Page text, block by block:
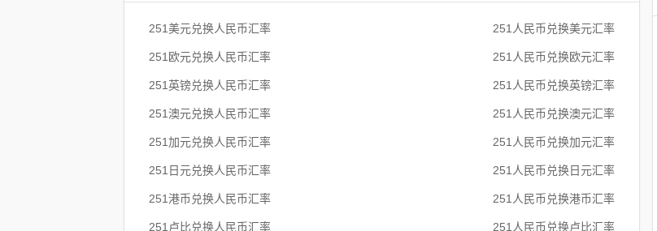
251美元兑换人民币汇率 251人民币兑换美元汇率
251欧元兑换人民币汇率 251人民币兑换欧元汇率
251英镑兑换人民币汇率 251人民币兑换英镑汇率
251澳元兑换人民币汇率 251人民币兑换澳元汇率
251加元兑换人民币汇率 251人民币兑换加元汇率
251日元兑换人民币汇率 251人民币兑换日元汇率
251港币兑换人民币汇率 251人民币兑换港币汇率
251卢比兑换人民币汇率 251人民币兑换卢比汇率